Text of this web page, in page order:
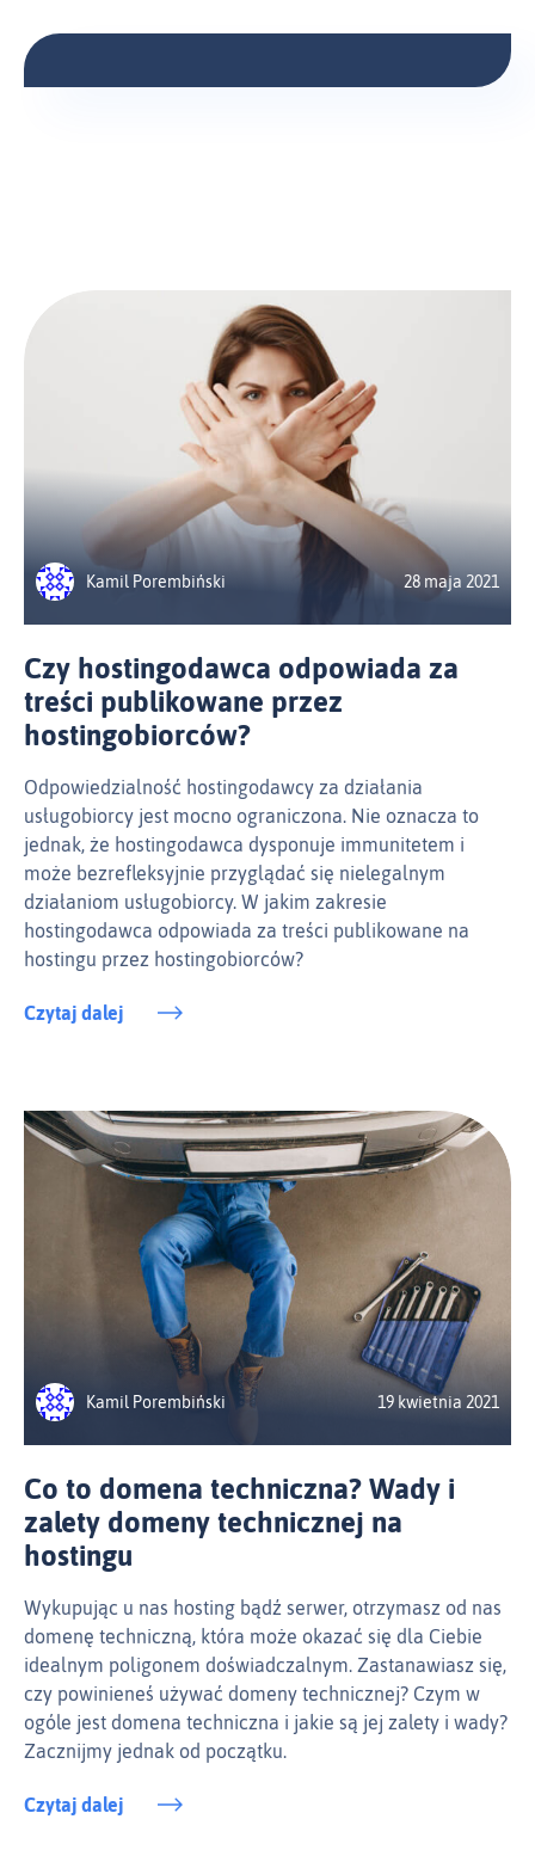
Kamil Porembiński 28 maja 2021
Czy hostingodawca odpowiada za
treści publikowane przez
hostingobiorców?
Odpowiedzialność hostingodawcy za działania
usługobiorcy jest mocno ograniczona. Nie oznacza to
jednak, że hostingodawca dysponuje immunitetem i
może bezrefleksyjnie przyglądać się nielegalnym
działaniom usługobiorcy. W jakim zakresie
hostingodawca odpowiada za treści publikowane na
hostingu przez hostingobiorców?
Czytaj dalej
Kamil Porembiński 19 kwietnia 2021
Co to domena techniczna? Wady i
zalety domeny technicznej na
hostingu
Wykupując u nas hosting bądź serwer, otrzymasz od nas
domenę techniczną, która może okazać się dla Ciebie
idealnym poligonem doświadczalnym. Zastanawiasz się,
czy powinieneś używać domeny technicznej? Czym w
ogóle jest domena techniczna i jakie są jej zalety i wady?
Zacznijmy jednak od początku.
Czytaj dalej